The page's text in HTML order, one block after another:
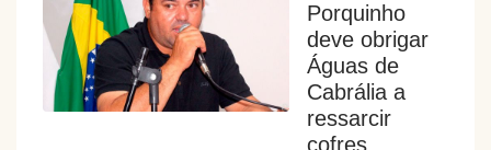
Porquinho
deve obrigar
Águas de
Cabrália a
ressarcir
cofres